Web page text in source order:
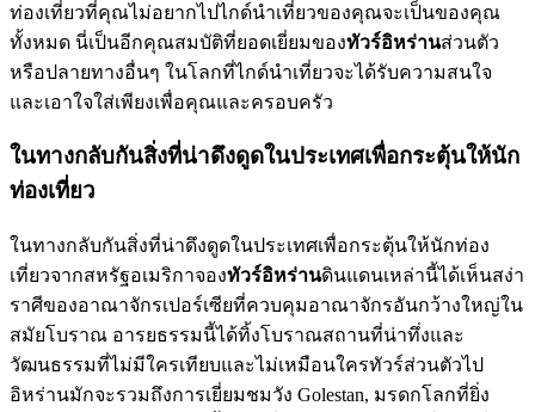
ท่องเที่ยวที่คุณไม่อยากไปไกด์นำเที่ยวของคุณจะเป็นของคุณ
ทั้งหมด นี่เป็นอีกคุณสมบัติที่ยอดเยี่ยมของทัวร์อิหร่านส่วนตัว
หรือปลายทางอื่นๆ ในโลกที่ไกด์นำเที่ยวจะได้รับความสนใจ
และเอาใจใส่เพียงเพื่อคุณและครอบครัว
ในทางกลับกันสิ่งที่น่าดึงดูดในประเทศเพื่อกระตุ้นให้นัก
ท่องเที่ยว
ในทางกลับกันสิ่งที่น่าดึงดูดในประเทศเพื่อกระตุ้นให้นักท่อง
เที่ยวจากสหรัฐอเมริกาจองทัวร์อิหร่านดินแดนเหล่านี้ได้เห็นสง่า
ราศีของอาณาจักรเปอร์เซียที่ควบคุมอาณาจักรอันกว้างใหญ่ใน
สมัยโบราณ อารยธรรมนี้ได้ทิ้งโบราณสถานที่น่าทึ่งและ
วัฒนธรรมที่ไม่มีใครเทียบและไม่เหมือนใครทัวร์ส่วนตัวไป
อิหร่านมักจะรวมถึงการเยี่ยมชมวัง Golestan, มรดกโลกที่ยิ่ง